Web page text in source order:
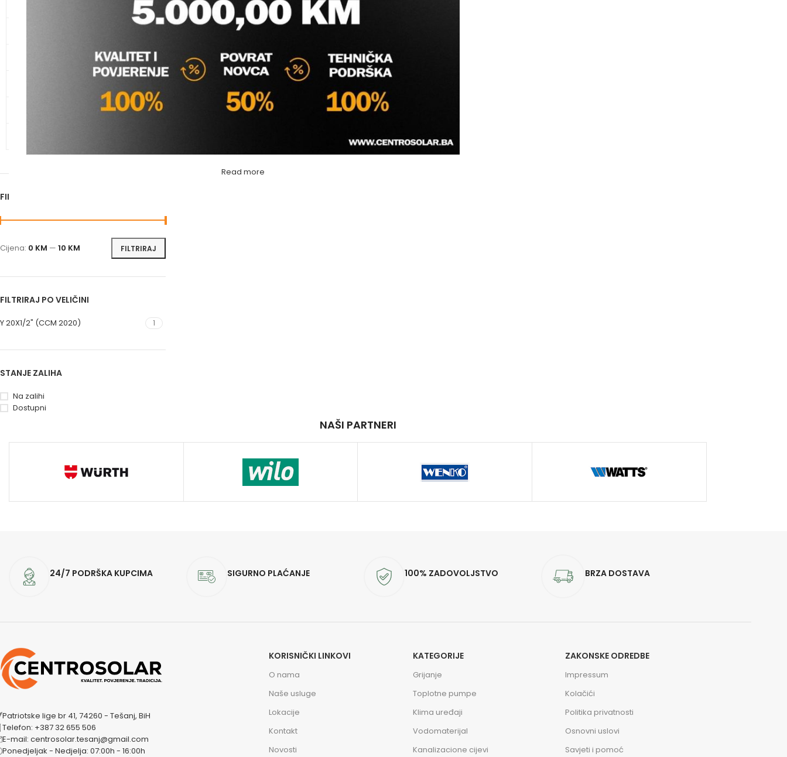
Read more
FILTRIRAJ PO CIJENI
FILTRIRAJ
Cijena: 0 KM — 10 KM
FILTRIRAJ PO VELIČINI
Y 20X1/2" (CCM 2020) 1
STANJE ZALIHA
Na zalihi
Dostupni
(CCM)
Vodomaterijal,
NAŠI PARTNERI
24/7 PODRŠKA KUPCIMA SIGURNO PLAĆANJE 100% ZADOVOLJSTVO BRZA DOSTAVA
Patriotske lige br 41, 74260 - Tešanj, BiH
Telefon: +387 32 655 506
E-mail: centrosolar.tesanj@gmail.com
Ponedjeljak - Nedjelja: 07:00h - 16:00h
KORISNIČKI LINKOVI
O nama
Naše usluge
Lokacije
Kontakt
Novosti
KATEGORIJE
Grijanje
Toplotne pumpe
Klima uređaji
Vodomaterijal
Kanalizacione cijevi
ZAKONSKE ODREDBE
Impressum
Kolačići
Politika privatnosti
Osnovni uslovi
Savjeti i pomoć